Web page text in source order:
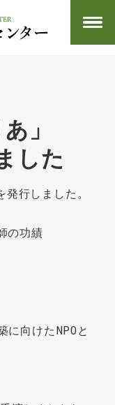
」
した
行しました。
の功績
に向けたNPOと